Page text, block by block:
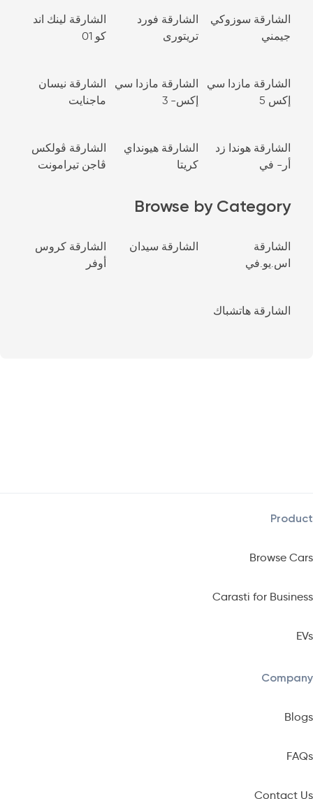
الشارقة سوزوكي
جيمني
الشارقة فورد
تريتورى
الشارقة لينك اند
كو 01
الشارقة مازدا سي
إكس 5
الشارقة مازدا سي
إكس- 3
الشارقة نيسان
ماجنايت
الشارقة هوندا زد
أر- في
الشارقة هيونداي
كريتا
الشارقة ڤولكس
ڤاجن تيرامونت
Browse by Category
الشارقة
اس.يو.في
الشارقة سيدان
الشارقة كروس
أوفر
الشارقة هاتشباك
Product
Browse Cars
Carasti for Business
EVs
Company
Blogs
FAQs
Contact Us